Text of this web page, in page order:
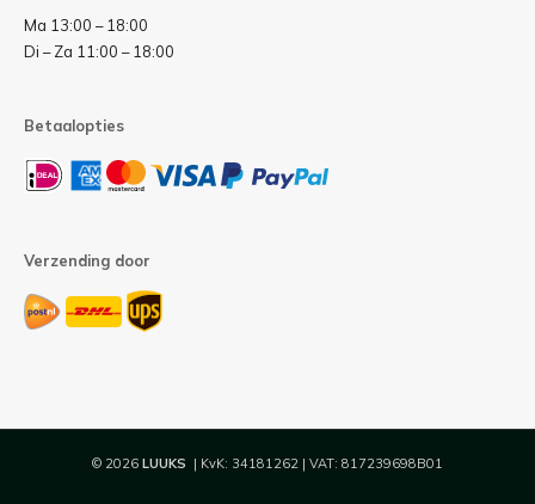
Ma 13:00 – 18:00
Di – Za 11:00 – 18:00
Betaalopties
Verzending door
© 2026 LUUKS | KvK: 34181262 | VAT: 817239698B01